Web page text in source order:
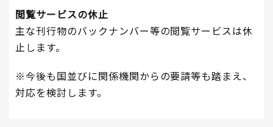
閲覧サービスの休止
主な刊行物のバックナンバー等の閲覧サービスは休
止します。
※今後も国並びに関係機関からの要請等も踏まえ、
対応を検討します。